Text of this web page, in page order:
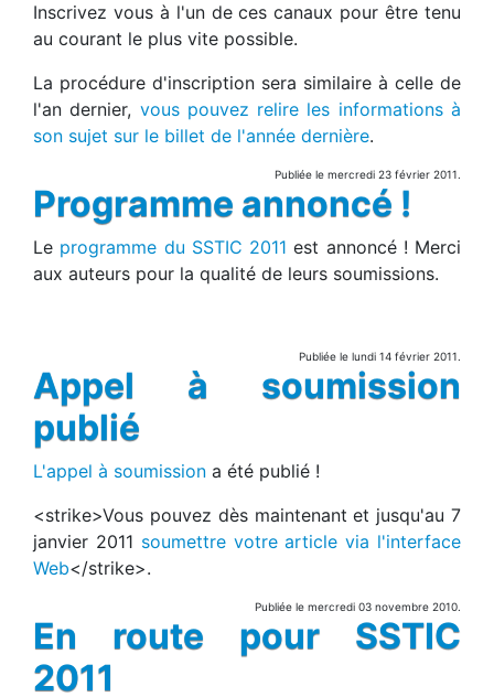
Inscrivez vous à l'un de ces canaux pour être tenu
au courant le plus vite possible.
La procédure d'inscription sera similaire à celle de
l'an dernier, vous pouvez relire les informations à
son sujet sur le billet de l'année dernière.
Publiée le mercredi 23 février 2011.
Programme annoncé !
Le programme du SSTIC 2011 est annoncé ! Merci
aux auteurs pour la qualité de leurs soumissions.
Publiée le lundi 14 février 2011.
Appel à soumission
publié
L'appel à soumission a été publié !
<strike>Vous pouvez dès maintenant et jusqu'au 7
janvier 2011 soumettre votre article via l'interface
Web</strike>.
Publiée le mercredi 03 novembre 2010.
En route pour SSTIC
2011